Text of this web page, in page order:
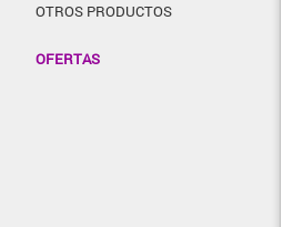
OTROS PRODUCTOS
OFERTAS